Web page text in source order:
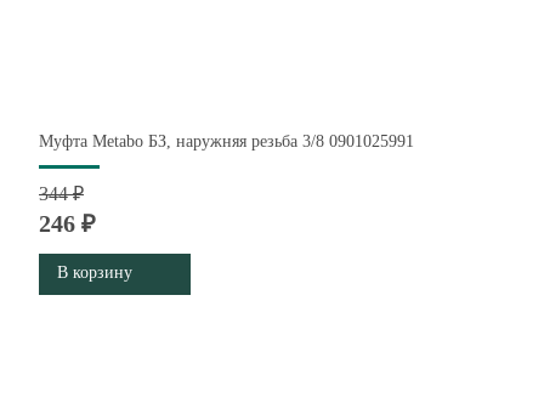
Муфта Metabo БЗ, наружняя резьба 3/8 0901025991
344 ₽
246 ₽
В корзину